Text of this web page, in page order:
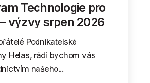
Technologie pro
výzvy srpen 2026
Podnikatelské
Helas, rádi bychom vás
našeho...